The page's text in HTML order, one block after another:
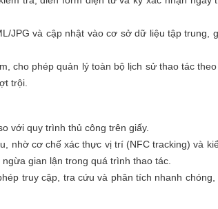
JPG và cập nhật vào cơ sở dữ liệu tập trung,
cho phép quản lý toàn bộ lịch sử thao tác
trội.
với quy trình thủ công trên giấy.
nhờ cơ chế xác thực vị trí (NFC tracking) và
gian lận trong quá trình thao tác.
truy cập, tra cứu và phân tích nhanh